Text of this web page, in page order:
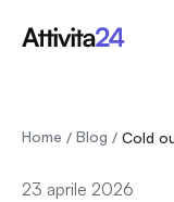
Home / Blog /
23 aprile 2026